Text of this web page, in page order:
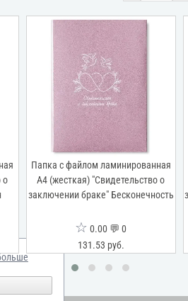
о
Папка с файлом ламинированная
А4 (жесткая) "Свидетельство о
заключении браке" Бесконечность
☆ 0.00 💬 0
131.53 руб.